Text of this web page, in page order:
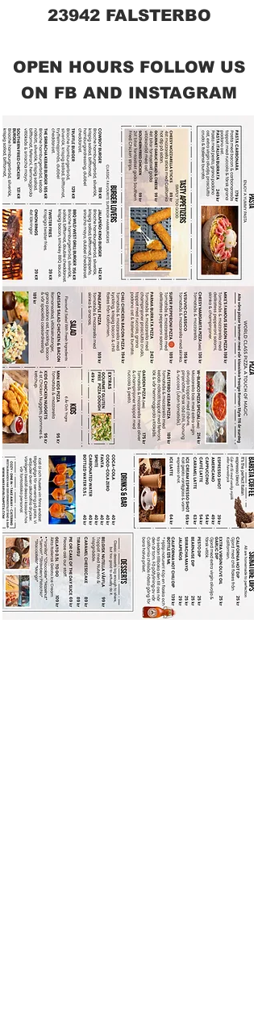
23942 FALSTERBO
OPEN HOURS FOLLOW US
ON FB AND INSTAGRAM